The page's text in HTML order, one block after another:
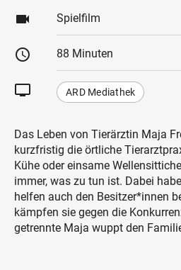
videocam Spielfilm
schedule 88 Minuten
tv ARD Mediathek
Das Leben von Tierärztin Maja
kurzfristig die örtliche
Kühe oder einsame
immer, was zu tun ist. Dabei
helfen auch den Besitzer*innen
kämpfen sie gegen die
getrennte Maja wuppt den